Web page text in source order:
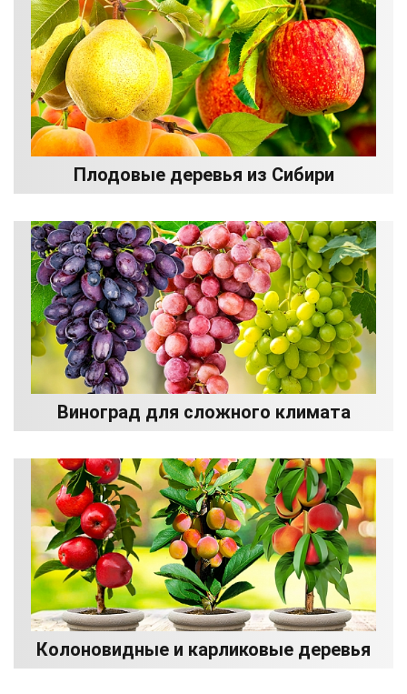
Плодовые деревья из Сибири
Виноград для сложного климата
Колоновидные и карликовые деревья